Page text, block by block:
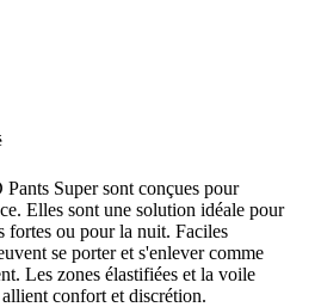
Super sont conçues pour
Elles sont une solution idéale pour
fortes ou pour la nuit. Faciles
se porter et s'enlever comme
Les zones élastifiées et la voile
confort et discrétion.